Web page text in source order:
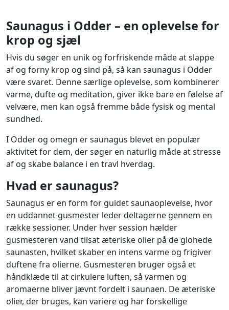
Saunagus i Odder – en oplevelse for
krop og sjæl
Hvis du søger en unik og forfriskende måde at slappe
af og forny krop og sind på, så kan saunagus i Odder
være svaret. Denne særlige oplevelse, som kombinerer
varme, dufte og meditation, giver ikke bare en følelse af
velvære, men kan også fremme både fysisk og mental
sundhed.
I Odder og omegn er saunagus blevet en populær
aktivitet for dem, der søger en naturlig måde at stresse
af og skabe balance i en travl hverdag.
Hvad er saunagus?
Saunagus er en form for guidet saunaoplevelse, hvor
en uddannet gusmester leder deltagerne gennem en
række sessioner. Under hver session hælder
gusmesteren vand tilsat æteriske olier på de glohede
saunasten, hvilket skaber en intens varme og frigiver
duftene fra olierne. Gusmesteren bruger også et
håndklæde til at cirkulere luften, så varmen og
aromaerne bliver jævnt fordelt i saunaen. De æteriske
olier, der bruges, kan variere og har forskellige